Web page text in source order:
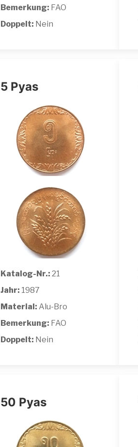
Bemerkung: FAO
Doppelt: Nein
5 Pyas
Katalog-Nr.: 21
Jahr: 1987
Material: Alu-Bro
Bemerkung: FAO
Doppelt: Nein
50 Pyas